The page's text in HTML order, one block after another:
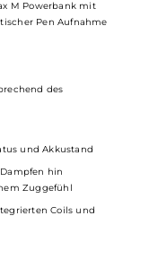
PCTG (Pods)
1A
M Powerbank mit
Pen Aufnahme